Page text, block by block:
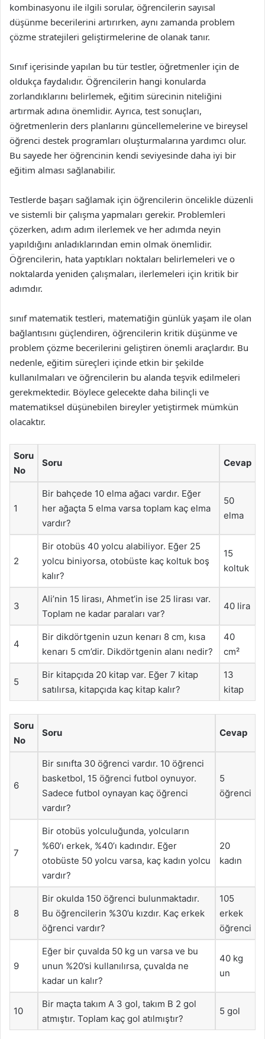
kombinasyonu ile ilgili sorular, öğrencilerin sayısal
düşünme becerilerini artırırken, aynı zamanda problem
çözme stratejileri geliştirmelerine de olanak tanır.
Sınıf içerisinde yapılan bu tür testler, öğretmenler için de
oldukça faydalıdır. Öğrencilerin hangi konularda
zorlandıklarını belirlemek, eğitim sürecinin niteliğini
artırmak adına önemlidir. Ayrıca, test sonuçları,
öğretmenlerin ders planlarını güncellemelerine ve bireysel
öğrenci destek programları oluşturmalarına yardımcı olur.
Bu sayede her öğrencinin kendi seviyesinde daha iyi bir
eğitim alması sağlanabilir.
Testlerde başarı sağlamak için öğrencilerin öncelikle düzenli
ve sistemli bir çalışma yapmaları gerekir. Problemleri
çözerken, adım adım ilerlemek ve her adımda neyin
yapıldığını anladıklarından emin olmak önemlidir.
Öğrencilerin, hata yaptıkları noktaları belirlemeleri ve o
noktalarda yeniden çalışmaları, ilerlemeleri için kritik bir
adımdır.
sınıf matematik testleri, matematiğin günlük yaşam ile olan
bağlantısını güçlendiren, öğrencilerin kritik düşünme ve
problem çözme becerilerini geliştiren önemli araçlardır. Bu
nedenle, eğitim süreçleri içinde etkin bir şekilde
kullanılmaları ve öğrencilerin bu alanda teşvik edilmeleri
gerekmektedir. Böylece gelecekte daha bilinçli ve
matematiksel düşünebilen bireyler yetiştirmek mümkün
olacaktır.
Soru
No
Soru Cevap
1
Bir bahçede 10 elma ağacı vardır. Eğer
her ağaçta 5 elma varsa toplam kaç elma
vardır?
50
elma
2
Bir otobüs 40 yolcu alabiliyor. Eğer 25
yolcu biniyorsa, otobüste kaç koltuk boş
kalır?
15
koltuk
3
Ali’nin 15 lirası, Ahmet’in ise 25 lirası var.
Toplam ne kadar paraları var?
40 lira
4
Bir dikdörtgenin uzun kenarı 8 cm, kısa
kenarı 5 cm’dir. Dikdörtgenin alanı nedir?
40
cm²
5
Bir kitapçıda 20 kitap var. Eğer 7 kitap
satılırsa, kitapçıda kaç kitap kalır?
13
kitap
Soru
No
Soru Cevap
6
Bir sınıfta 30 öğrenci vardır. 10 öğrenci
basketbol, 15 öğrenci futbol oynuyor.
Sadece futbol oynayan kaç öğrenci
vardır?
5
öğrenci
7
Bir otobüs yolculuğunda, yolcuların
%60’ı erkek, %40’ı kadındır. Eğer
otobüste 50 yolcu varsa, kaç kadın yolcu
vardır?
20
kadın
8
Bir okulda 150 öğrenci bulunmaktadır.
Bu öğrencilerin %30’u kızdır. Kaç erkek
öğrenci vardır?
105
erkek
öğrenci
9
Eğer bir çuvalda 50 kg un varsa ve bu
unun %20’si kullanılırsa, çuvalda ne
kadar un kalır?
40 kg
un
10
Bir maçta takım A 3 gol, takım B 2 gol
atmıştır. Toplam kaç gol atılmıştır?
5 gol